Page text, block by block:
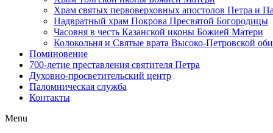
Храм святых первоверховных апостолов Петра и
Надвратный храм Покрова Пресвятой Богородицы
Часовня в честь Казанской иконы Божией Матери
Колокольня и Святые врата Высоко-Петровской
Поминовение
700-летие преставления святителя Петра
Духовно-просветительский центр
Паломническая служба
Контакты
Menu